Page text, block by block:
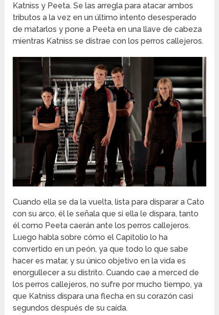
Katniss y Peeta. Se las arregla para atacar ambos
tributos a la vez en un último intento desesperado
de matarlos y pone a Peeta en una llave de cabeza
mientras Katniss se distrae con los perros callejeros.
Cuando ella se da la vuelta, lista para disparar a Cato
con su arco, él le señala que si ella le dispara, tanto
él como Peeta caerán ante los perros callejeros.
Luego habla sobre cómo el Capitolio lo ha
convertido en un peón, ya que todo lo que sabe
hacer es matar, y su único objetivo en la vida es
enorgullecer a su distrito. Cuando cae a merced de
los perros callejeros, no sufre por mucho tiempo, ya
que Katniss dispara una flecha en su corazón casi
segundos después de su caída.